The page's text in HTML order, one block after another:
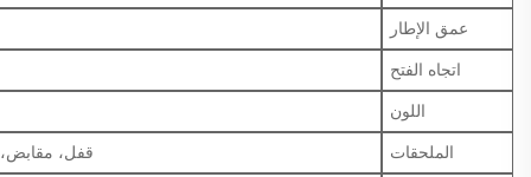
عمق الإطار
اتجاه الفتح
اللون
الملحقات
قفل،